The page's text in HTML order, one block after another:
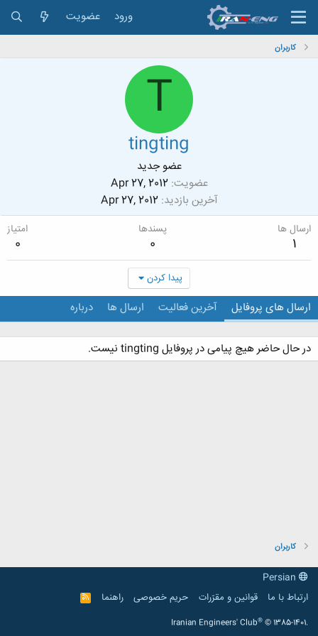
ورود عضویت
کاربران
T
tingting
عضو جدید
عضویت Apr 27, 2012
آخرین بازدید Apr 27, 2012
ارسال ها
1
پسندها
0
امتیاز
0
پیدا کردن
ارسال های پروفایل آخرین فعالیت ارسال ها درباره
در حال حاضر هیچ پیامی در پروفایل tingting نیست.
کاربران
ارتباط با ما
قوانین و مقرّرات حریم خصوصی راهنما
R
S
Iranian Engineers' Club® © 1385-1401.